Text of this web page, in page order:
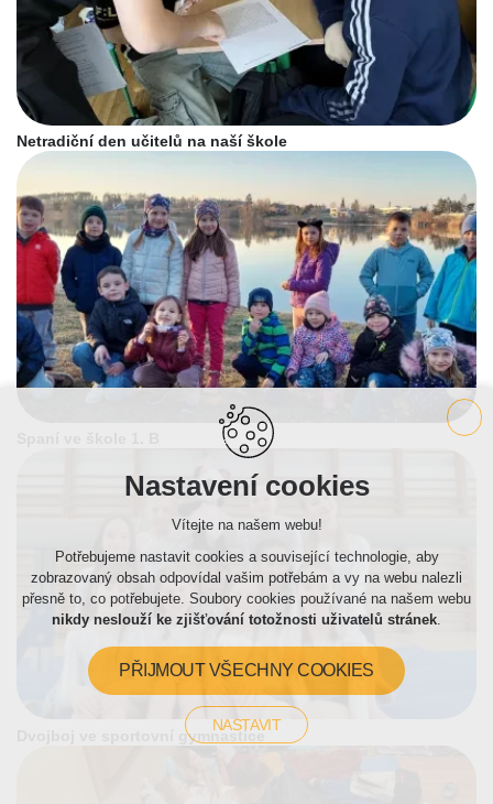
Netradiční den učitelů na naší škole
Dvojboj ve sportovní gymnastice
Nastavení cookies
Vítejte na našem webu!
Potřebujeme nastavit cookies a související technologie, aby
zobrazovaný obsah odpovídal vašim potřebám a vy na webu nalezli
přesně to, co potřebujete. Soubory cookies používané na našem webu
nikdy neslouží ke zjišťování totožnosti uživatelů stránek.
PŘIJMOUT VŠECHNY COOKIES
NASTAVIT